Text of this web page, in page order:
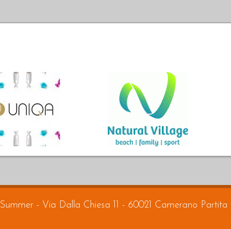
- Via Dalla Chiesa 11 - 60021 Camerano